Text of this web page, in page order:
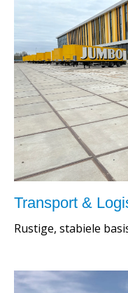
Transport &
Rustige, stabiele